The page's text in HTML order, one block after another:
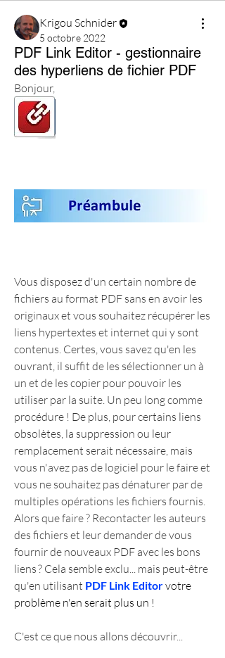
Krigou Schnider
5 octobre 2022
PDF Link Editor - gestionnaire
des hyperliens de fichier PDF
Bonjour,
Vous disposez d'un certain nombre de
fichiers au format PDF sans en avoir les
originaux et vous souhaitez récupérer les
liens hypertextes et internet qui y sont
contenus. Certes, vous savez qu'en les
ouvrant, il suffit de les sélectionner un à
un et de les copier pour pouvoir les
utiliser par la suite. Un peu long comme
procédure ! De plus, pour certains liens
obsolètes, la suppression ou leur
remplacement serait nécessaire, mais
vous n'avez pas de logiciel pour le faire et
vous ne souhaitez pas dénaturer par de
multiples opérations les fichiers fournis.
Alors que faire ? Recontacter les auteurs
des fichiers et leur demander de vous
fournir de nouveaux PDF avec les bons
liens ? Cela semble exclu... mais peut-être
qu'en utilisant PDF Link Editor votre
problème n'en serait plus un !
C'est ce que nous allons découvrir...